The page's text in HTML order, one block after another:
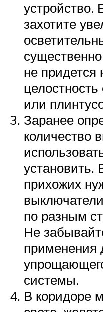
устройство.
захотите
не придется
целостность
или
Заранее
количество
установить.
прихожих
по разным
Не
применения
системы.
В коридоре